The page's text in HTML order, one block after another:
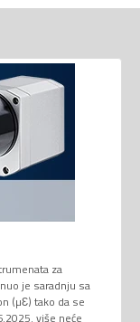
za
je saradnju sa
(µƐ) tako da se
više neće